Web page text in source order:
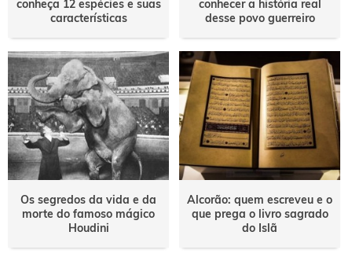
conheça 12 espécies e suas
características
conhecer a história real
desse povo guerreiro
Os segredos da vida e da
morte do famoso mágico
Houdini
Alcorão: quem escreveu e o
que prega o livro sagrado
do Islã